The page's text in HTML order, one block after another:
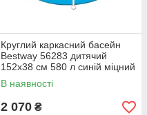
Круглий каркасний басейн
Bestway 56283 дитячий
152х38 см 580 л синій міцний
для купання
В наявності
2 070 ₴